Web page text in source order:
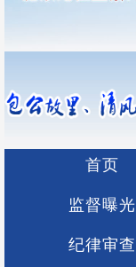
首页
监督曝光
纪律审查